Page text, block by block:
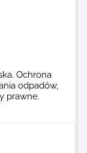
Ochrona
odpadów,
prawne.